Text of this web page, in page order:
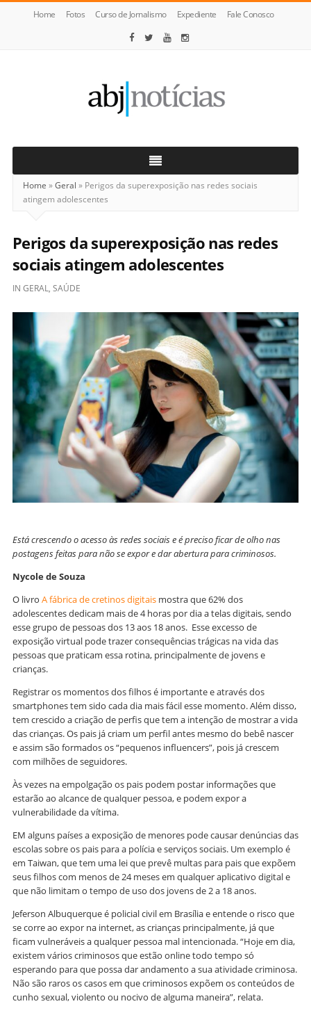
Home Fotos Curso de Jornalismo Expediente Fale Conosco
Notícias
Home »Geral » Perigos da superexposição nas redes sociais
atingem adolescentes
Perigos da superexposição nas redes
sociais atingem adolescentes
IN GERAL, SAÚDE
Está crescendo o acesso às redes sociais e é preciso ficar de olho nas
postagens feitas para não se expor e dar abertura para criminosos.
Nycole de Souza
O livro A fábrica de cretinos digitais mostra que 62% dos
adolescentes dedicam mais de 4 horas por dia a telas digitais, sendo
esse grupo de pessoas dos 13 aos 18 anos. Esse excesso de
exposição virtual pode trazer consequências trágicas na vida das
pessoas que praticam essa rotina, principalmente de jovens e
crianças.
Registrar os momentos dos filhos é importante e através dos
smartphones tem sido cada dia mais fácil esse momento. Além disso,
tem crescido a criação de perfis que tem a intenção de mostrar a vida
das crianças. Os pais já criam um perfil antes mesmo do bebê nascer
e assim são formados os “pequenos influencers”, pois já crescem
com milhões de seguidores.
Às vezes na empolgação os pais podem postar informações que
estarão ao alcance de qualquer pessoa, e podem expor a
vulnerabilidade da vítima.
EM alguns países a exposição de menores pode causar denúncias das
escolas sobre os pais para a polícia e serviços sociais. Um exemplo é
em Taiwan, que tem uma lei que prevê multas para pais que expõem
seus filhos com menos de 24 meses em qualquer aplicativo digital e
que não limitam o tempo de uso dos jovens de 2 a 18 anos.
Jeferson Albuquerque é policial civil em Brasília e entende o risco que
se corre ao expor na internet, as crianças principalmente, já que
ficam vulneráveis a qualquer pessoa mal intencionada. “Hoje em dia,
existem vários criminosos que estão online todo tempo só
esperando para que possa dar andamento a sua atividade criminosa.
Não são raros os casos em que criminosos expõem os conteúdos de
cunho sexual, violento ou nocivo de alguma maneira”, relata.